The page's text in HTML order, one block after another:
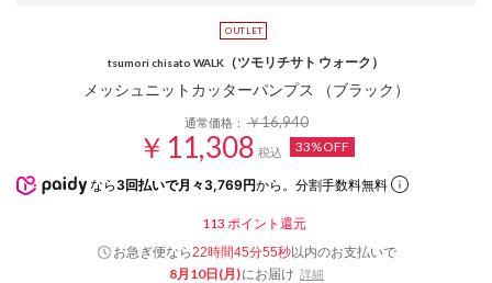
tsumori chisato WALK （ツモリチサト ウォーク）
メッシュニットカッターパンプス （ブラック）
通常価格：￥16,940
￥11,308 税込 33%OFF
なら 3回払いで月々3,769円から。分割手数料無料
113 ポイント還元
お急ぎ便なら22時間45分55秒以内のお支払いで
8月10日(月)にお届け 詳細